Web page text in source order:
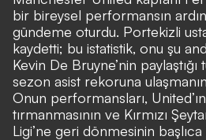
bir bireysel performansın
gündeme oturdu. Portekizli
kaydetti; bu istatistik, onu şu
Kevin De Bruyne’nin
sezon asist rekoruna
Onun performansları,
tırmanmasının ve Kırmızı
Ligi’ne geri dönmesinin